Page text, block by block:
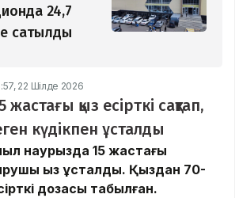
24,7
сатылды
22 Шілде 2026
қыз есірткі сақтап,
күдікпен ұсталды
наурызда 15 жастағы
қыз ұсталды. Қыздан 70-
дозасы табылған.